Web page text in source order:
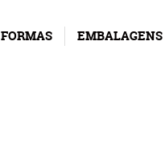
FORMAS EMBALAGENS